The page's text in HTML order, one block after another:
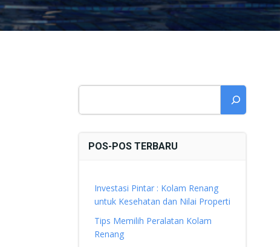
POS-POS TERBARU
Investasi Pintar : Kolam Renang
untuk Kesehatan dan Nilai Properti
Tips Memilih Peralatan Kolam
Renang